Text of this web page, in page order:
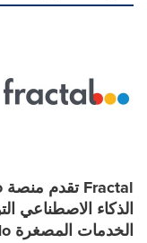
الذكاء الاصطناعي
الخدمات المصغرة NVIDIA NeMo و NVIDIA NIM